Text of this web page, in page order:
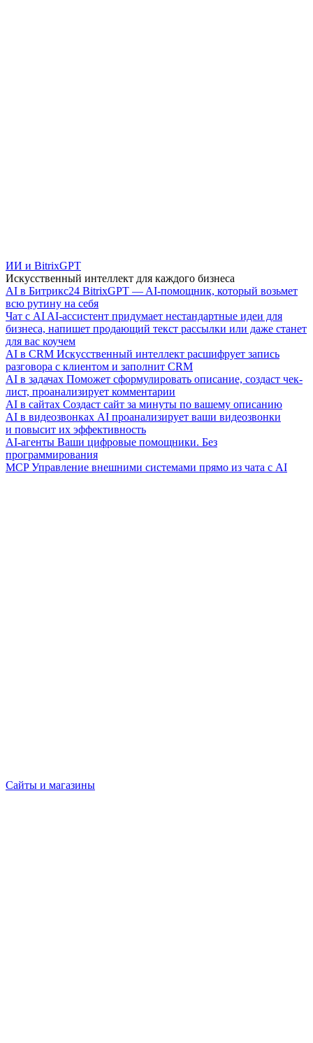
ИИ и BitrixGPT
Искусственный интеллект для каждого бизнеса
AI в Битрикс24 BitrixGPT — AI-помощник, который возьмет
всю рутину на себя
Чат с AI AI-ассистент придумает нестандартные идеи для
бизнеса, напишет продающий текст рассылки или даже станет
для вас коучем
AI в CRM Искусственный интеллект расшифрует запись
разговора с клиентом и заполнит CRM
AI в задачах Поможет сформулировать описание, создаст чек-
лист, проанализирует комментарии
AI в сайтах Создаст сайт за минуты по вашему описанию
AI в видеозвонках AI проанализирует ваши видеозвонки
и повысит их эффективность
AI-агенты Ваши цифровые помощники. Без
программирования
MCP Управление внешними системами прямо из чата с AI
Сайты и магазины